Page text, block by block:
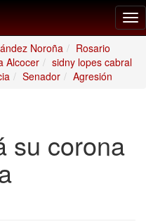
Noroña
Rosario
Alcocer
sidny lopes cabral
Senador Agresión
su corona